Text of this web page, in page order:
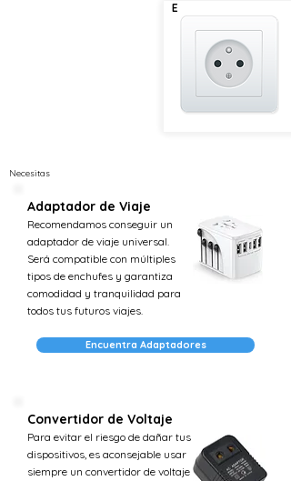
E
Necesitas
Adaptador de Viaje
Recomendamos conseguir un
adaptador de viaje universal.
Será compatible con múltiples
tipos de enchufes y garantiza
comodidad y tranquilidad para
todos tus futuros viajes.
Encuentra Adaptadores
Convertidor de Voltaje
Para evitar el riesgo de dañar tus
dispositivos, es aconsejable usar
siempre un convertidor de voltaje